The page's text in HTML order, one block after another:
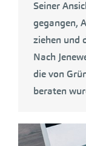
Seiner
gegangen,
ziehen und
Nach
die von
beraten